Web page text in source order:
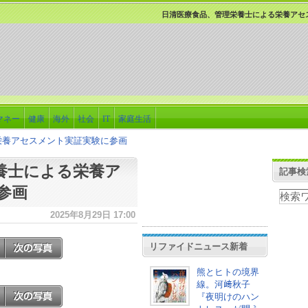
日清医療食品、管理栄養士による栄養アセ
ネー 健康 海外 社会 IT 家庭生活
アセスメント実証実験に参画
士による栄養ア
画
2025年8月29日 17:00
リファイドニュース新着
熊とヒトの境界
線。河﨑秋子
『夜明けのハン
記事検